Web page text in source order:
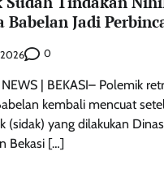
Babelan Jadi
0
NEWS | BEKASI– Polemik
kembali mencuat
(sidak) yang dilakukan
Bekasi […]